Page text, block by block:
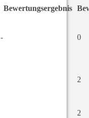
Bewertungsergebnis
- 0
2
2